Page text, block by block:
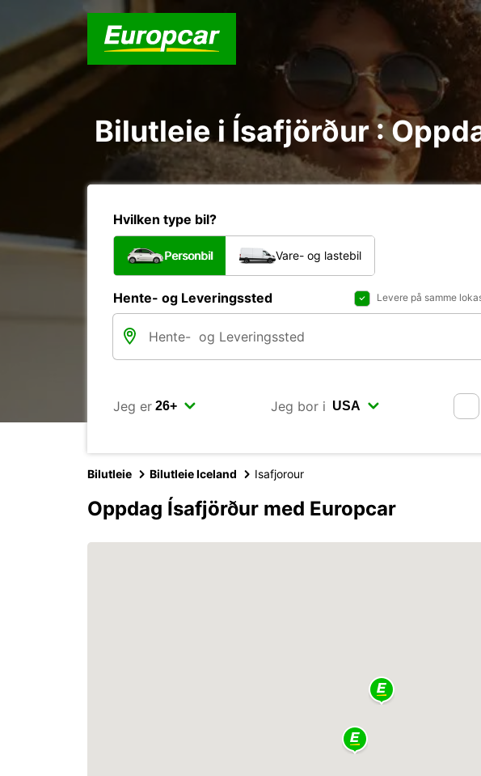
Bilutleie i Ísafjörður :
Hvilken type bil?
Personbil Vare- og lastebil
Hente- og Leveringssted Levere på samme
Jeg er Jeg bor i
Bilutleie Bilutleie Iceland Isafjorour
Oppdag Ísafjörður med Europcar